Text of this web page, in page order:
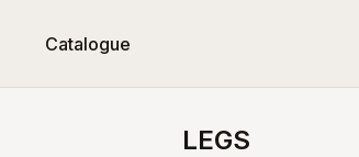
Catalogue
LEGS